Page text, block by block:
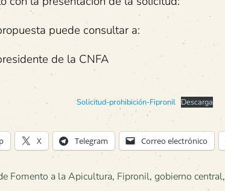
puede consultar a:
de la CNFA
Solicitud-prohibición-Fipronil Descarga
X Telegram Correo electrónico
Fomento a la Apicultura, Fipronil, gobierno central,